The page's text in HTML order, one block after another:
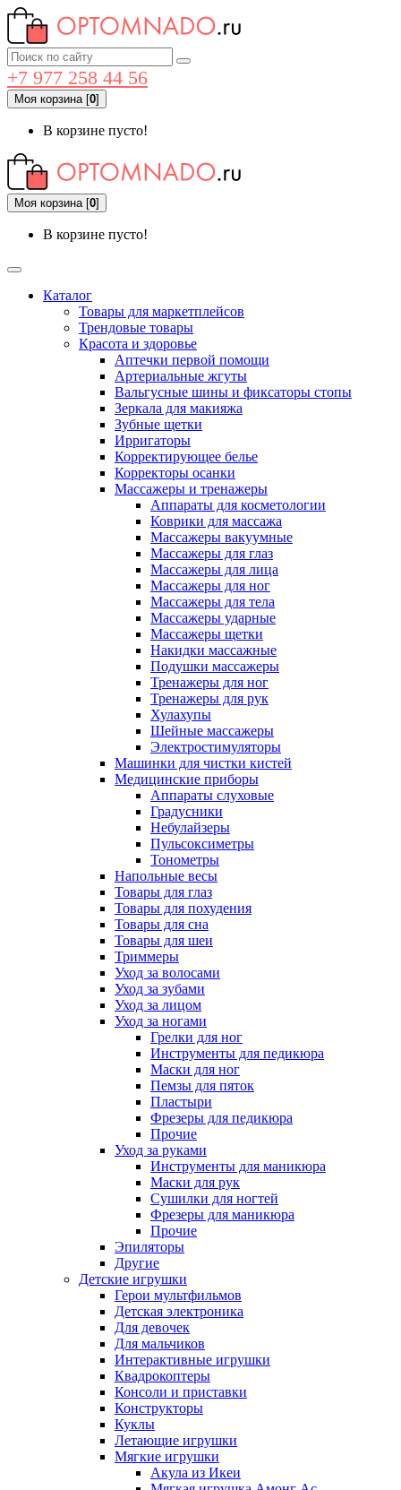
+7 977 258 44 56
Моя корзина[0]
В корзине пусто!
Моя корзина[0]
В корзине пусто!
Каталог
Товары для маркетплейсов
Трендовые товары
Красота и здоровье
Аптечки первой помощи
Артериальные жгуты
Вальгусные шины и фиксаторы стопы
Зеркала для макияжа
Зубные щетки
Ирригаторы
Корректирующее белье
Корректоры осанки
Массажеры и тренажеры
Аппараты для косметологии
Коврики для массажа
Массажеры вакуумные
Массажеры для глаз
Массажеры для лица
Массажеры для ног
Массажеры для тела
Массажеры ударные
Массажеры щетки
Накидки массажные
Подушки массажеры
Тренажеры для ног
Тренажеры для рук
Хулахупы
Шейные массажеры
Электростимуляторы
Машинки для чистки кистей
Медицинские приборы
Аппараты слуховые
Градусники
Небулайзеры
Пульсоксиметры
Тонометры
Напольные весы
Товары для глаз
Товары для похудения
Товары для сна
Товары для шеи
Триммеры
Уход за волосами
Уход за зубами
Уход за лицом
Уход за ногами
Грелки для ног
Инструменты для педикюра
Маски для ног
Пемзы для пяток
Пластыри
Фрезеры для педикюра
Прочие
Уход за руками
Инструменты для маникюра
Маски для рук
Сушилки для ногтей
Фрезеры для маникюра
Прочие
Эпиляторы
Другие
Детские игрушки
Герои мультфильмов
Детская электроника
Для девочек
Для мальчиков
Интерактивные игрушки
Квадрокоптеры
Консоли и приставки
Конструкторы
Куклы
Летающие игрушки
Мягкие игрушки
Акула из Икеи